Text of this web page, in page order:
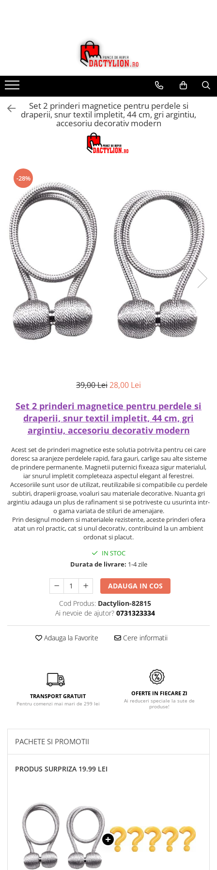
Set 2 prinderi magnetice pentru perdele si
draperii, snur textil impletit, 44 cm, gri argintiu,
accesoriu decorativ modern
-28%
39,00 Lei28,00 Lei
Set 2 prinderi magnetice pentru perdele si
draperii, snur textil impletit, 44 cm, gri
argintiu, accesoriu decorativ modern
Acest set de prinderi magnetice este solutia potrivita pentru cei care
doresc sa aranjeze perdelele rapid, fara gauri, carlige sau alte sisteme
de prindere permanente. Magnetii puternici fixeaza sigur materialul,
iar snurul impletit completeaza aspectul elegant al ferestrei.
Accesoriile sunt usor de utilizat, reutilizabile si compatibile cu perdele
subtiri, draperii groase, voaluri sau materiale decorative. Nuanta gri
argintiu adauga un plus de rafinament si se potriveste cu usurinta intr-
o gama variata de stiluri de amenajare.
Prin designul modern si materialele rezistente, aceste prinderi ofera
atat un rol practic, cat si unul decorativ, contribuind la un ambient
ordonat si placut.
IN STOC
Durata de livrare: 1-4 zile
ADAUGA IN COS
Cod Produs: Dactylion-82815
Ai nevoie de ajutor? 0731323334
Adauga la Favorite Cere informatii
TRANSPORT GRATUIT
Pentru comenzi mai mari de 299 lei
OFERTE IN FIECARE ZI
Ai reduceri speciale la sute de
produse!
PACHETE SI PROMOTII
PRODUS SURPRIZA 19.99 LEI